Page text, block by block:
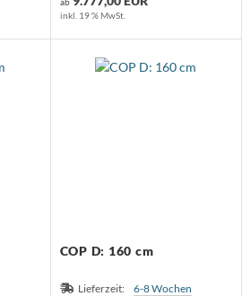
inkl. 19 % MwSt.
COP D: 160 cm
Lieferzeit: 6-8 Wochen